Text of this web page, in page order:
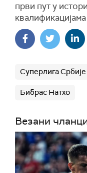
први пут у
Суперлига Србије
Бибрас Натхо
Везани